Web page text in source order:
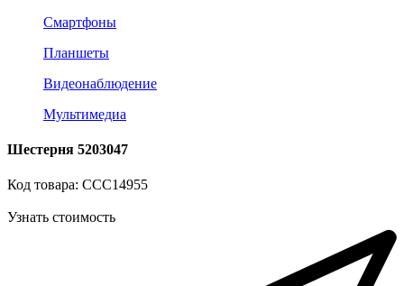
Смартфоны
Планшеты
Видеонаблюдение
Мультимедиа
Шестерня 5203047
Код товара: ССС14955
Узнать стоимость